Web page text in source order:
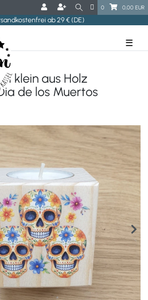
0 0,00 EUR
ab 29 € (DE)
☰
klein aus Holz
de los Muertos